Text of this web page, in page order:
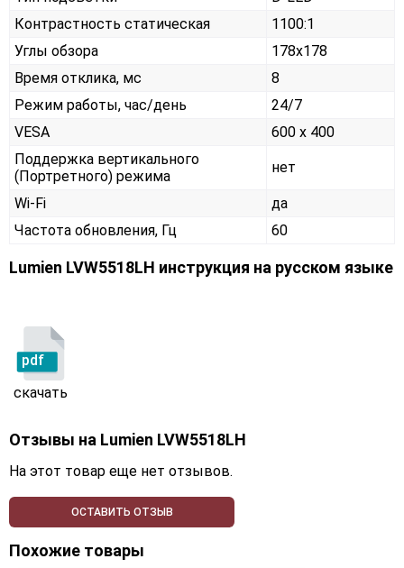
Контрастность статическая
1100:1
Углы обзора
178x178
Время отклика, мс
8
Режим работы, час/день
24/7
VESA
600 x 400
Поддержка вертикального
(Портретного) режима
нет
Wi-Fi
да
Частота обновления, Гц
60
Lumien LVW5518LH инструкция на русском языке
pdf
скачать
Отзывы на Lumien LVW5518LH
На этот товар еще нет отзывов.
ОСТАВИТЬ ОТЗЫВ
Похожие товары